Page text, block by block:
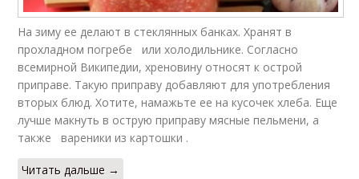
На зиму ее делают в стеклянных банках. Хранят в
прохладном погребе или холодильнике. Согласно
всемирной Википедии, хреновину относят к острой
приправе. Такую приправу добавляют для употребления
вторых блюд. Хотите, намажьте ее на кусочек хлеба. Еще
лучше макнуть в острую приправу мясные пельмени, а
также вареники из картошки .
Читать дальше →